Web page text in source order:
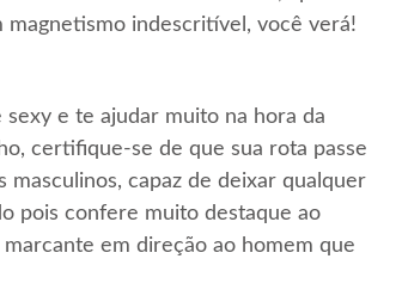
indescritível, você verá!
e te ajudar muito na hora da
certifique-se de que sua rota passe
capaz de deixar qualquer
pois confere muito destaque ao
em direção ao homem que